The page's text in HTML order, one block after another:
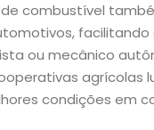
combustível
facilitando
ou mecânico
agrícolas
condições em